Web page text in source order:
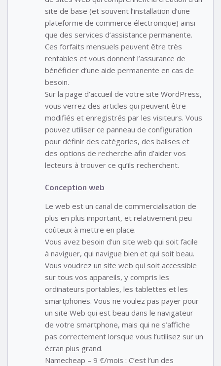
site de base (et souvent l’installation d’une
plateforme de commerce électronique) ainsi
que des services d’assistance permanente.
Ces forfaits mensuels peuvent être très
rentables et vous donnent l’assurance de
bénéficier d’une aide permanente en cas de
besoin.
Sur la page d’accueil de votre site WordPress,
vous verrez des articles qui peuvent être
modifiés et enregistrés par les visiteurs. Vous
pouvez utiliser ce panneau de configuration
pour définir des catégories, des balises et
des options de recherche afin d’aider vos
lecteurs à trouver ce qu’ils recherchent.
Conception web
Le web est un canal de commercialisation de
plus en plus important, et relativement peu
coûteux à mettre en place.
Vous avez besoin d’un site web qui soit facile
à naviguer, qui navigue bien et qui soit beau.
Vous voudrez un site web qui soit accessible
sur tous vos appareils, y compris les
ordinateurs portables, les tablettes et les
smartphones. Vous ne voulez pas payer pour
un site Web qui est beau dans le navigateur
de votre smartphone, mais qui ne s’affiche
pas correctement lorsque vous l’utilisez sur un
écran plus grand.
Namecheap – 9 €/mois : C’est l’un des